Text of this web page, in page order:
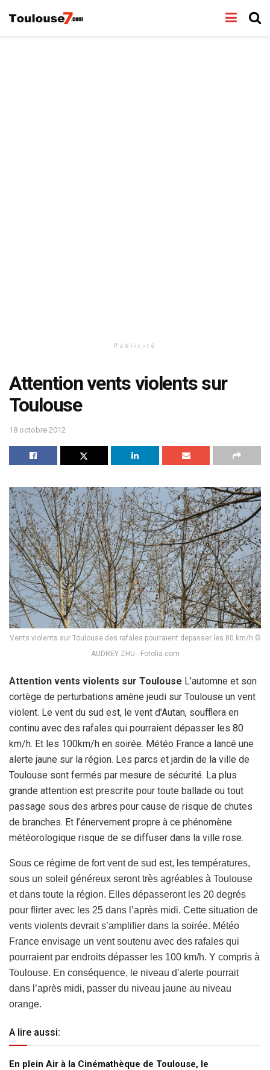
Publicité
Attention vents violents sur
Toulouse
18 octobre 2012
Vents violents sur Toulouse des rafales pourraient depasser les 80 km/h ©
AUDREY ZHU - Fotolia.com
Attention vents violents sur Toulouse L’automne et son
cortège de perturbations amène jeudi sur Toulouse un vent
violent. Le vent du sud est, le vent d’Autan, soufflera en
continu avec des rafales qui pourraient dépasser les 80
km/h. Et les 100km/h en soirée. Météo France a lancé une
alerte jaune sur la région. Les parcs et jardin de la ville de
Toulouse sont fermés par mesure de sécurité. La plus
grande attention est prescrite pour toute ballade ou tout
passage sous des arbres pour cause de risque de chutes
de branches. Et l’énervement propre à ce phénomène
météorologique risque de se diffuser dans la ville rose.
Sous ce régime de fort vent de sud est, les températures,
sous un soleil généreux seront très agréables à Toulouse
et dans toute la région. Elles dépasseront les 20 degrés
pour flirter avec les 25 dans l’après midi. Cette situation de
vents violents devrait s’amplifier dans la soirée. Météo
France envisage un vent soutenu avec des rafales qui
pourraient par endroits dépasser les 100 km/h. Y compris à
Toulouse. En conséquence, le niveau d’alerte pourrait
dans l’après midi, passer du niveau jaune au niveau
orange.
A lire aussi:
En plein Air à la Cinémathèque de Toulouse, le